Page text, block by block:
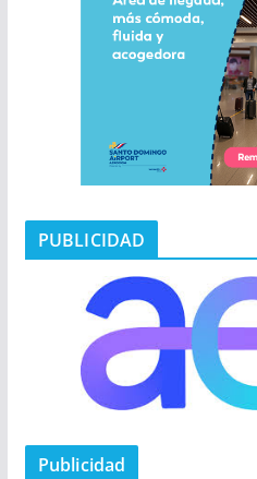
PUBLICIDAD
Publicidad